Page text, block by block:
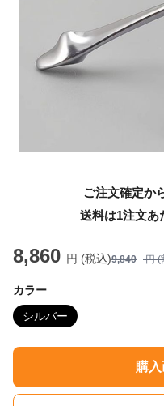
ご注文確定か
送料は1注文あ
8,860 円 (税込)9,840 円 (
カラー
シルバー
購